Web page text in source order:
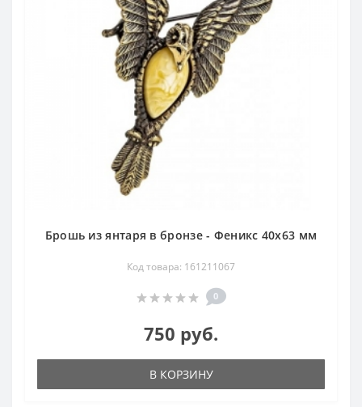
Брошь из янтаря в бронзе - Феникс 40х63 мм
Код товара: 161211067
0
750 руб.
В КОРЗИНУ